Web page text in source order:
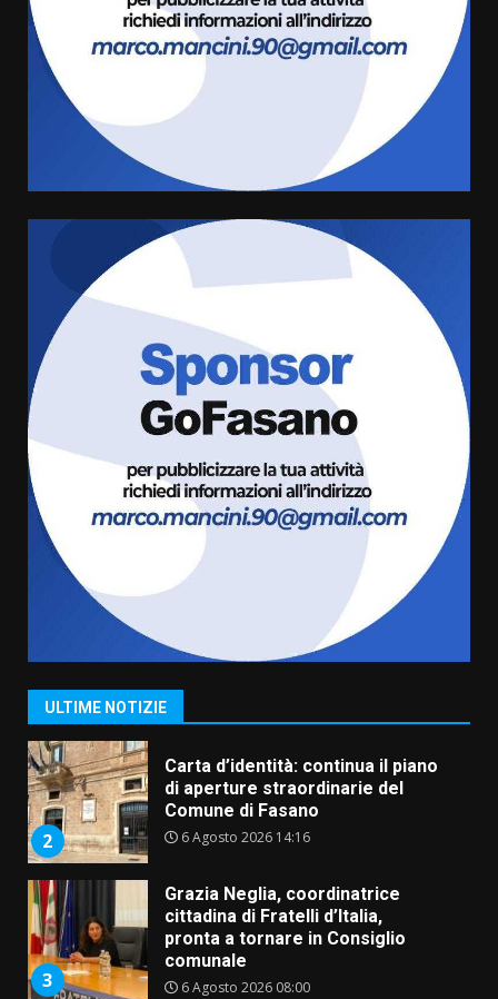
ULTIME NOTIZIE
6 Agosto 2026 08:00
Cura dei beni comuni e
cittadinanza attiva: online
l’avviso per la gestione
condivisa della Villetta di
assoluta de “L’Albergo
Belvedere. Il rapimento”
6 Agosto 2026 06:15
Serie D, l’Us Fasano è escluso
dal campionato
5 Agosto 2026 17:30
Truffatori in azione nelle
frazioni fasanesi
5 Agosto 2026 11:03
1
Fasanese ferito a colpi di arma
da fuoco
6 Agosto 2026 18:13
2
Carta d’identità: continua il piano
di aperture straordinarie del
Comune di Fasano
6 Agosto 2026 14:16
3
Grazia Neglia, coordinatrice
cittadina di Fratelli d’Italia,
pronta a tornare in Consiglio
comunale
6 Agosto 2026 08:00